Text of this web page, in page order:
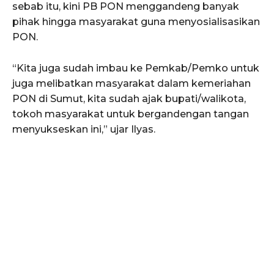
sebab itu, kini PB PON menggandeng banyak
pihak hingga masyarakat guna menyosialisasikan
PON.
“Kita juga sudah imbau ke Pemkab/Pemko untuk
juga melibatkan masyarakat dalam kemeriahan
PON di Sumut, kita sudah ajak bupati/walikota,
tokoh masyarakat untuk bergandengan tangan
menyukseskan ini,” ujar Ilyas.